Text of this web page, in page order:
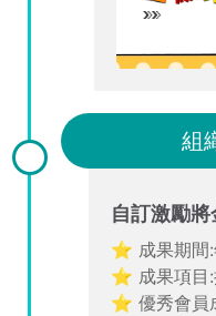
組
自訂激勵
⭐ 成果期間
⭐ 成果項目:
⭐ 優秀會員